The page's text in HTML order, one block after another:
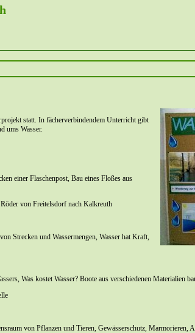
statt. In fächerverbindendem Unterricht gibt
ums Wasser.
einer Flaschenpost, Bau eines Floßes aus
von Freitelsdorf nach Kalkreuth
Strecken und Wassermengen, Wasser hat Kraft,
Was kostet Wasser? Boote aus verschiedenen Materialien
von Pflanzen und Tieren, Gewässerschutz, Marmorieren,